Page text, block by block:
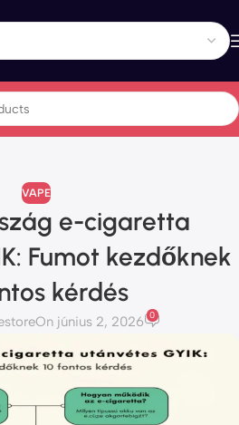
VAPE
e-cigaretta
Fumot kezdőknek
kérdés
On június 2, 2026 0